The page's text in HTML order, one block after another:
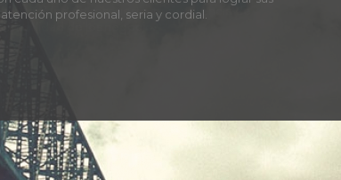
velocidad de respuesta, transparencia de